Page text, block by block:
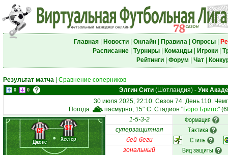
Главная| Новости| Онлайн| Правила| Опросы|
Расписание| Турниры| Команды| Игроки|
Рейтинги| Форум Чат|
Результат матча Сравнение соперников
0 0 Элгин Сити (Шотландия) - Уик
30 июля 2025, 22:10. Сезон 74. День 110.
Погода:
пасмурно, 15° C. Стадион "Боро Бриггс"
Хестер
Джонс
ST
CF
1-5-3-2 Формация
суперзащитная Тактика
бей-беги Стиль
зональный Вид защиты